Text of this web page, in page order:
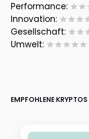
Performance:
Innovation:
Gesellschaft:
Umwelt:
EMPFOHLENE KRYPTOS